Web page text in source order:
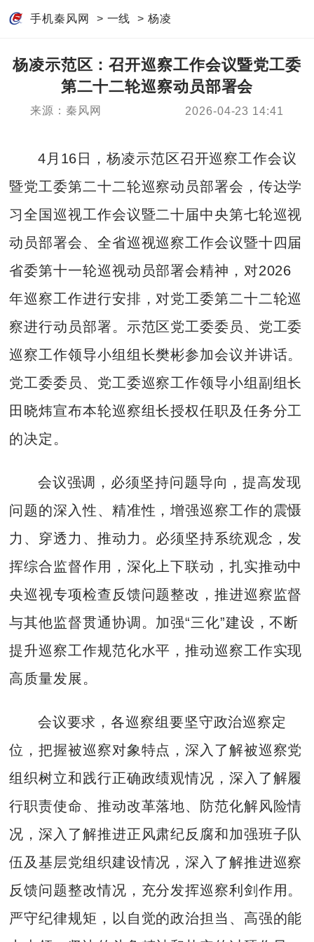
手机秦风网 > 一线 > 杨凌
杨凌示范区：召开巡察工作会议暨党工委
第二十二轮巡察动员部署会
来源：秦风网 2026-04-23 14:41
4月16日，杨凌示范区召开巡察工作会议
暨党工委第二十二轮巡察动员部署会，传达学
习全国巡视工作会议暨二十届中央第七轮巡视
动员部署会、全省巡视巡察工作会议暨十四届
省委第十一轮巡视动员部署会精神，对2026
年巡察工作进行安排，对党工委第二十二轮巡
察进行动员部署。示范区党工委委员、党工委
巡察工作领导小组组长樊彬参加会议并讲话。
党工委委员、党工委巡察工作领导小组副组长
田晓炜宣布本轮巡察组长授权任职及任务分工
的决定。
会议强调，必须坚持问题导向，提高发现
问题的深入性、精准性，增强巡察工作的震慑
力、穿透力、推动力。必须坚持系统观念，发
挥综合监督作用，深化上下联动，扎实推动中
央巡视专项检查反馈问题整改，推进巡察监督
与其他监督贯通协调。加强“三化”建设，不断
提升巡察工作规范化水平，推动巡察工作实现
高质量发展。
会议要求，各巡察组要坚守政治巡察定
位，把握被巡察对象特点，深入了解被巡察党
组织树立和践行正确政绩观情况，深入了解履
行职责使命、推动改革落地、防范化解风险情
况，深入了解推进正风肃纪反腐和加强班子队
伍及基层党组织建设情况，深入了解推进巡察
反馈问题整改情况，充分发挥巡察利剑作用。
严守纪律规矩，以自觉的政治担当、高强的能